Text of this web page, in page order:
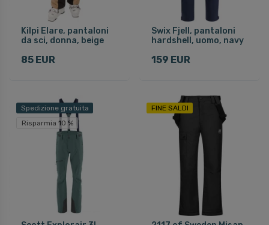
Kilpi Elare, pantaloni
da sci, donna, beige
85 EUR
Swix Fjell, pantaloni
hardshell, uomo, navy
159 EUR
Spedizione gratuita
Risparmia 10 %
FINE SALDI